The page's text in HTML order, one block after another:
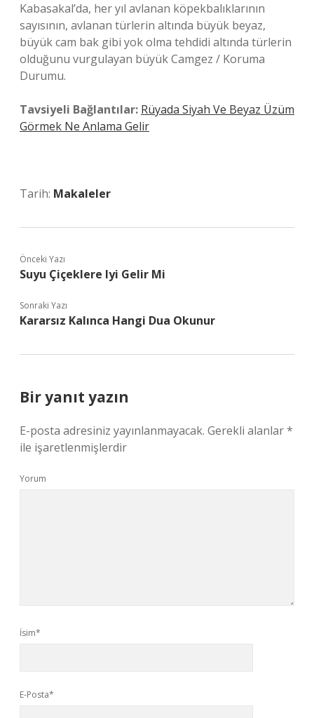
Kabasakal’da, her yıl avlanan köpekbalıklarının
sayısının, avlanan türlerin altında büyük beyaz,
büyük cam bak gibi yok olma tehdidi altında türlerin
olduğunu vurgulayan büyük Camgez / Koruma
Durumu.
Tavsiyeli Bağlantılar: Rüyada Siyah Ve Beyaz Üzüm
Görmek Ne Anlama Gelir
Tarih: Makaleler
Önceki Yazı
Suyu Çiçeklere Iyi Gelir Mi
Sonraki Yazı
Kararsız Kalınca Hangi Dua Okunur
Bir yanıt yazın
E-posta adresiniz yayınlanmayacak. Gerekli alanlar*
ile işaretlenmişlerdir
Yorum
İsim*
E-Posta*